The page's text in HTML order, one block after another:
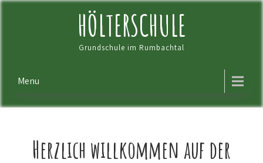
Skip
HÖLTERSCHULE
Grundschule im Rumbachtal
Menu
Herzlich willkommen auf der